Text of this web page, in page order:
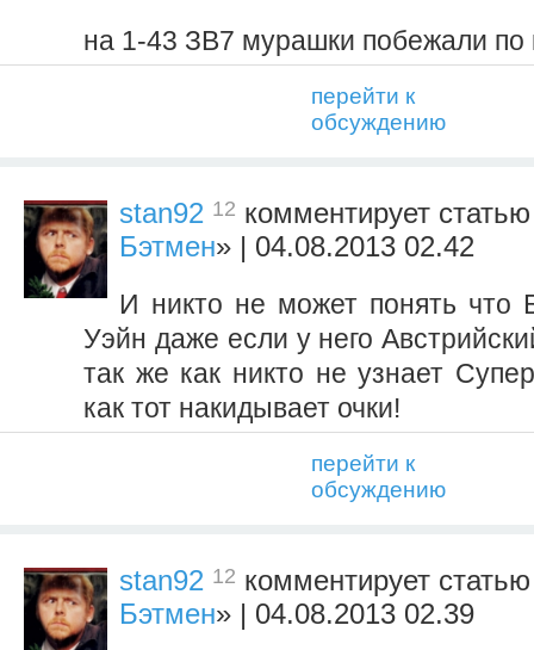
на 1-43 ЗВ7 мурашки побежали по
перейти к
обсуждению
stan92 12 комментирует
Бэтмен» | 04.08.2013 02.42
И никто не может понять что
Уэйн даже если у него
так же как никто не узнает
как тот накидывает очки!
перейти к
обсуждению
stan92 12 комментирует
Бэтмен» | 04.08.2013 02.39